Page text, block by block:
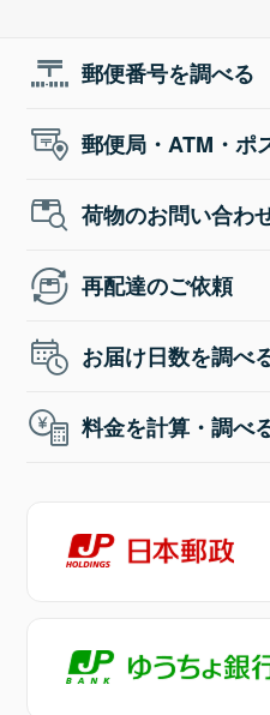
郵便番号を調べる
郵便局・ATM・ポ
荷物のお問い合わ
再配達のご依頼
お届け日数を調べ
料金を計算・調べ